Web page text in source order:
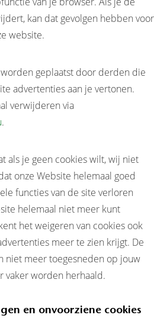
kan dat gevolgen hebben voor
website.
geplaatst door derden die
advertenties aan je vertonen.
verwijderen via
.
als je geen cookies wilt, wij niet
onze Website helemaal goed
functies van de site verloren
helemaal niet meer kunt
het weigeren van cookies ook
meer te zien krijgt. De
niet meer toegesneden op jouw
vaker worden herhaald.
en onvoorziene cookies